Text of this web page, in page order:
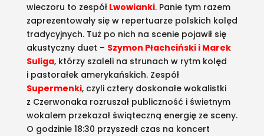
wieczoru to zespółLwowianki. Panie tym razem
zaprezentowały się w repertuarze polskich kolęd
tradycyjnych. Tuż po nich na scenie pojawił się
akustyczny duet – Szymon Płachciński i Marek
Suliga, którzy szaleli na strunach w rytm kolęd
i pastorałek amerykańskich. Zespół
Supermenki, czyli cztery doskonałe wokalistki
z Czerwonaka rozruszał publiczność i świetnym
wokalem przekazał świąteczną energię ze sceny.
O godzinie 18:30 przyszedł czas na koncert